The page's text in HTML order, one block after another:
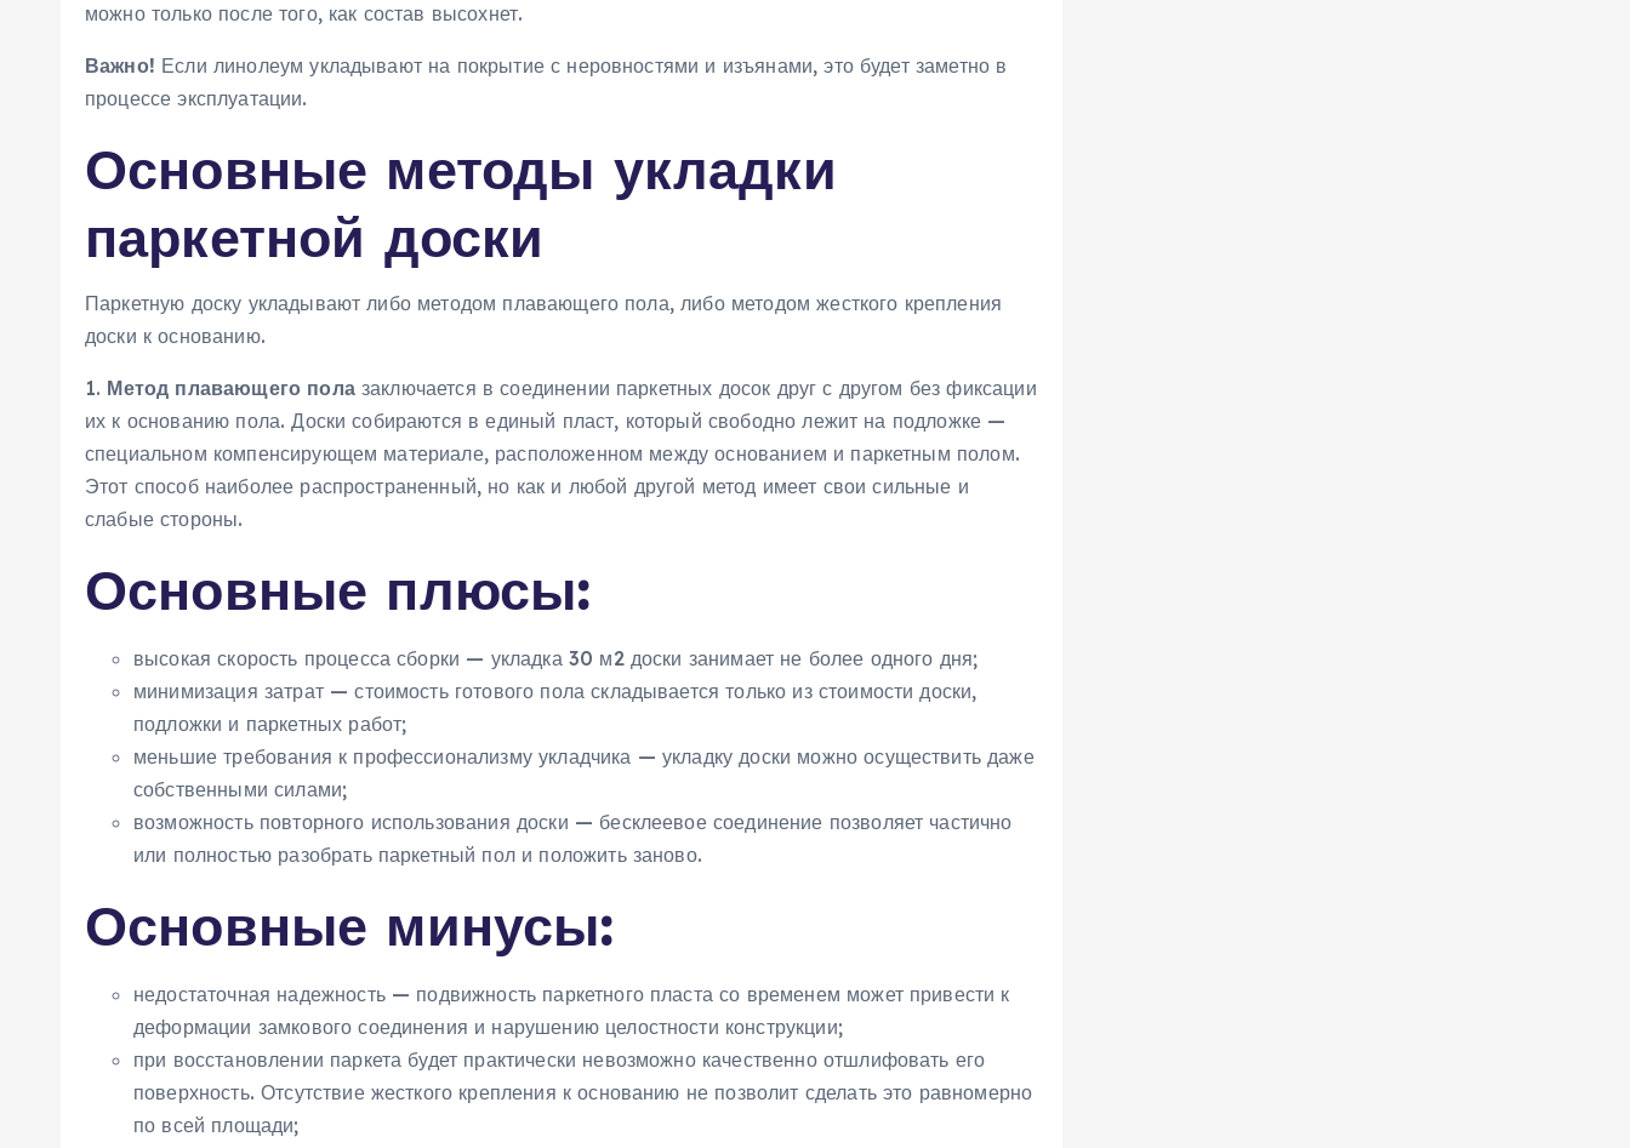
можно только после того, как состав высохнет.
Важно! Если линолеум укладывают на покрытие с неровностями и изъянами, это будет заметно в
процессе эксплуатации.
Основные методы укладки
паркетной доски
Паркетную доску укладывают либо методом плавающего пола, либо методом жесткого крепления
доски к основанию.
1. Метод плавающего полазаключается в соединении паркетных досок друг с другом без фиксации
их к основанию пола. Доски собираются в единый пласт, который свободно лежит на подложке —
специальном компенсирующем материале, расположенном между основанием и паркетным полом.
Этот способ наиболее распространенный, но как и любой другой метод имеет свои сильные и
слабые стороны.
Основные плюсы:
высокая скорость процесса сборки — укладка 30 м2 доски занимает не более одного дня;
минимизация затрат — стоимость готового пола складывается только из стоимости доски,
подложки и паркетных работ;
меньшие требования к профессионализму укладчика — укладку доски можно осуществить даже
собственными силами;
возможность повторного использования доски — бесклеевое соединение позволяет частично
или полностью разобрать паркетный пол и положить заново.
Основные минусы:
недостаточная надежность — подвижность паркетного пласта со временем может привести к
деформации замкового соединения и нарушению целостности конструкции;
при восстановлении паркета будет практически невозможно качественно отшлифовать его
поверхность. Отсутствие жесткого крепления к основанию не позволит сделать это равномерно
по всей площади;